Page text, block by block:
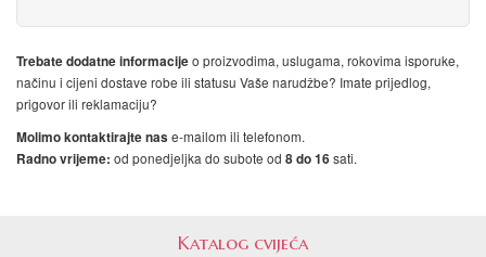
Trebate dodatne informacijeo proizvodima, uslugama, rokovima isporuke,
načinu i cijeni dostave robe ili statusu Vaše narudžbe? Imate prijedlog,
prigovor ili reklamaciju?
Molimo kontaktirajte nas e-mailom ili telefonom.
Radno vrijeme: od ponedjeljka do subote od 8 do 16 sati.
Katalog cvijeća